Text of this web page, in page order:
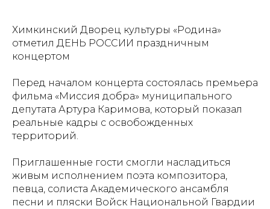
Химкинский Дворец культуры «Родина»
отметил ДЕНЬ РОССИИ праздничным
концертом
Перед началом концерта состоялась премьера
фильма «Миссия добра» муниципального
депутата Артура Каримова, который показал
реальные кадры с освобожденных
территорий.
Приглашенные гости смогли насладиться
живым исполнением поэта композитора,
певца, солиста Академического ансамбля
песни и пляски Войск Национальной Гвардии